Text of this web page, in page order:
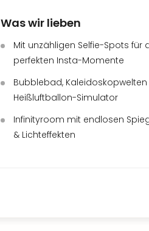
Was wir lieben
Mit unzähligen Selfie-Spots für
perfekten Insta-Momente
Bubblebad, Kaleidoskopwelten
Heißluftballon-Simulator
Infinityroom mit endlosen
& Lichteffekten